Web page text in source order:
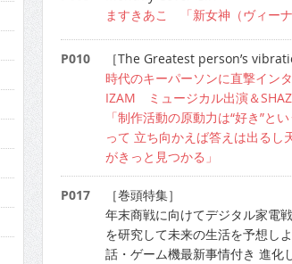
ますきあこ 「新女神（ヴィーナ
P010
［The Greatest person’s
時代のキーパーソンに直撃イン
IZAM ミュージカル出演＆
「制作活動の原動力は“好き”と
って 立ち向かえば答えは出るし
がきっと見つかる」
P017
［巻頭特集］
年末商戦に向けてデジタル家電
を研究して未来の生活を予想し
話・ゲーム機最新事情付き 進化